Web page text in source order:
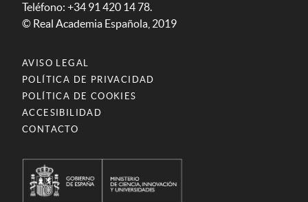
Teléfono: +34 91 420 14 78.
© Real Academia Española, 2019
AVISO LEGAL
POLÍTICA DE PRIVACIDAD
POLÍTICA DE COOKIES
ACCESIBILIDAD
CONTACTO